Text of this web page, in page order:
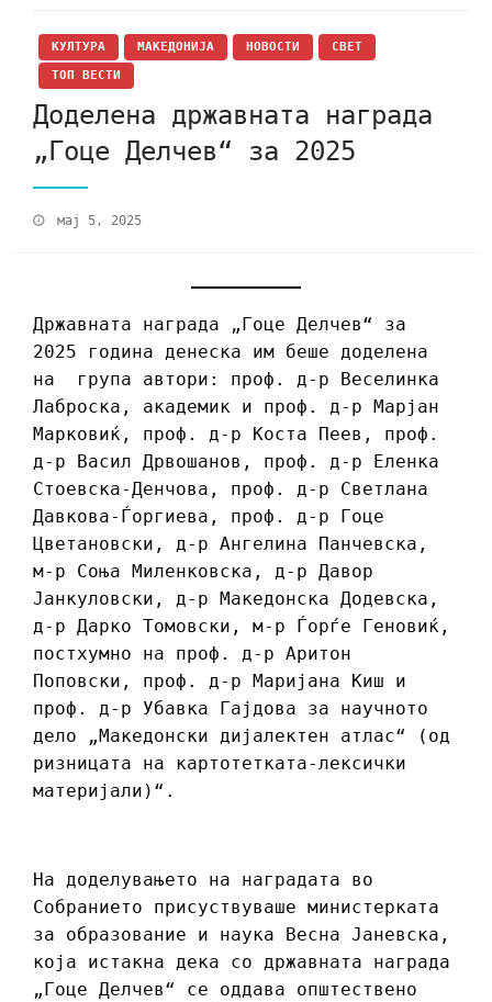
КУЛТУРА МАКЕДОНИЈА НОВОСТИ
СВЕТ
ТОП ВЕСТИ
Доделена државната награда
„Гоце Делчев“ за 2025
мај 5, 2025
Државната награда „Гоце Делчев“ за
2025 година денеска им беше доделена
на група автори: проф. д-р Веселинка
Лаброска, академик и проф. д-р Марјан
Марковиќ, проф. д-р Коста Пеев, проф.
д-р Васил Дрвошанов, проф. д-р Еленка
Стоевска-Денчова, проф. д-р Светлана
Давкова-Ѓоргиева, проф. д-р Гоце
Цветановски, д-р Ангелина Панчевска,
м-р Соња Миленковска, д-р Давор
Јанкуловски, д-р Македонска Додевска,
д-р Дарко Томовски, м-р Ѓорѓе Геновиќ,
постхумно на проф. д-р Аритон
Поповски, проф. д-р Маријана Киш
и
проф. д-р Убавка Гајдова за научното
дело „Македонски дијалектен атлас“ (од
ризницата на картотетката-лексички
материјали)“.
На доделувањето на наградата во
Собранието присуствуваше министерката
за образование и наука Весна Јаневска,
која истакна дека со државната награда
„Гоце Делчев“ се оддава општествено